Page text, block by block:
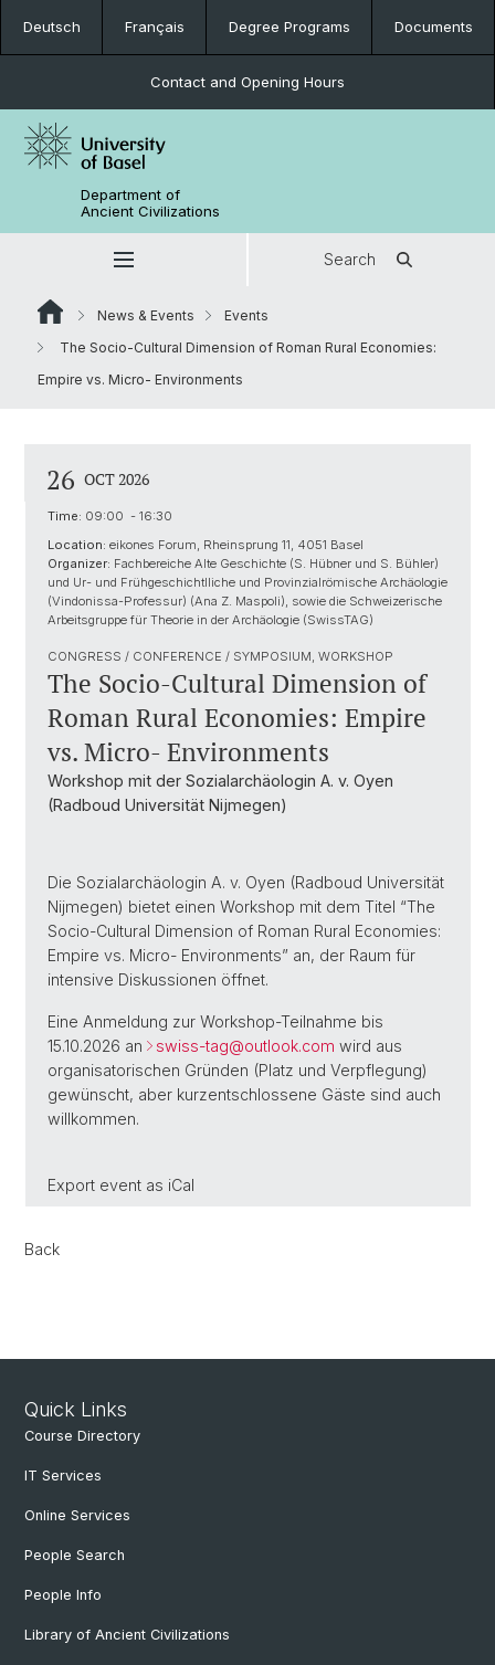
Deutsch Français Degree Programs Documents
Contact and Opening Hours
Department of
Ancient Civilizations
Search
News & Events
Events
The Socio-Cultural Dimension of Roman Rural Economies:
Empire vs. Micro- Environments
26 OCT 2026
Time: 09:00 - 16:30
Location: eikones Forum, Rheinsprung 11, 4051 Basel
Organizer: Fachbereiche Alte Geschichte (S. Hübner und S. Bühler)
und Ur- und Frühgeschichtlliche und Provinzialrömische Archäologie
(Vindonissa-Professur) (Ana Z. Maspoli), sowie die Schweizerische
Arbeitsgruppe für Theorie in der Archäologie (SwissTAG)
CONGRESS / CONFERENCE / SYMPOSIUM, WORKSHOP
The Socio-Cultural Dimension of
Roman Rural Economies: Empire
vs. Micro- Environments
Workshop mit der Sozialarchäologin A. v. Oyen
(Radboud Universität Nijmegen)
Die Sozialarchäologin A. v. Oyen (Radboud Universität
Nijmegen) bietet einen Workshop mit dem Titel “The
Socio-Cultural Dimension of Roman Rural Economies:
Empire vs. Micro- Environments” an, der Raum für
intensive Diskussionen öffnet.
Eine Anmeldung zur Workshop-Teilnahme bis
15.10.2026 an
swiss-tag@outlook.com wird aus
organisatorischen Gründen (Platz und Verpflegung)
gewünscht, aber kurzentschlossene Gäste sind auch
willkommen.
Export event as iCal
Back
Quick Links
Course Directory
IT Services
Online Services
People Search
People Info
Library of Ancient Civilizations